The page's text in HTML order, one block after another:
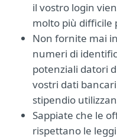
il vostro login
molto più difficile
Non fornite mai
numeri di
potenziali datori
vostri dati
stipendio
Sappiate che le
rispettano le